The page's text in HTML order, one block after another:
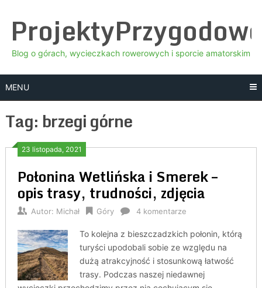
content
Blog o górach, wycieczkach rowerowych i sporcie amatorskim
MENU
Tag: brzegi górne
23 listopada, 2021
Połonina Wetlińska i Smerek –
opis trasy, trudności, zdjęcia
Autor: Michał Góry 4 komentarze
To kolejna z bieszczadzkich połonin, którą
turyści upodobali sobie ze względu na
dużą atrakcyjność i stosunkową łatwość
trasy. Podczas naszej niedawnej